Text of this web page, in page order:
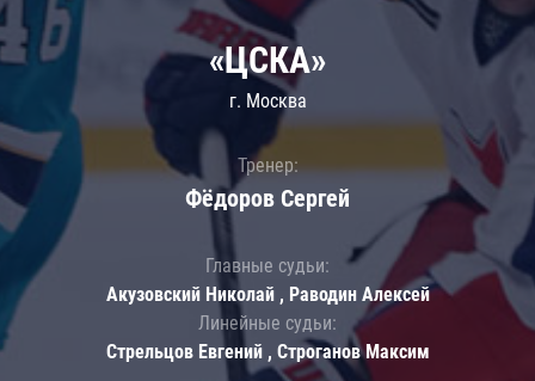
«ЦСКА»
г. Москва
Тренер:
Фёдоров Сергей
Главные судьи:
Акузовский Николай , Раводин Алексей
Линейные судьи:
Стрельцов Евгений , Строганов Максим